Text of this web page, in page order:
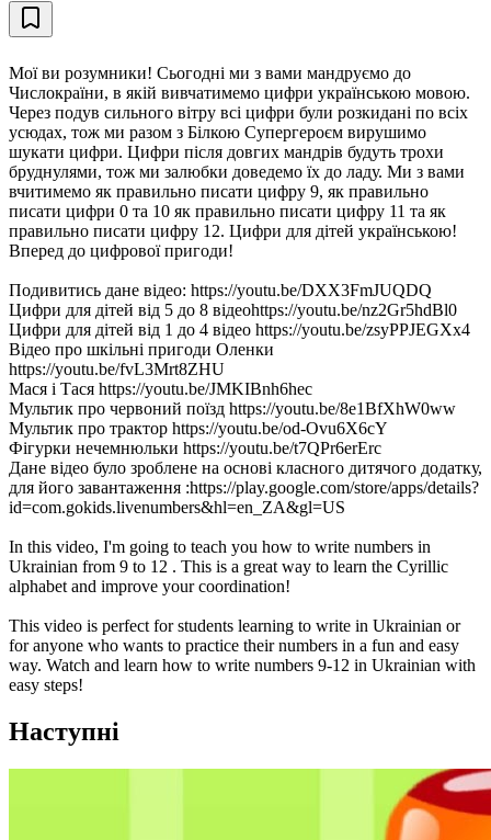
Мої ви розумники! Сьогодні ми з вами мандруємо до
Числокраїни, в якій вивчатимемо цифри українською мовою.
Через подув сильного вітру всі цифри були розкидані по всіх
усюдах, тож ми разом з Білкою Супергероєм вирушимо
шукати цифри. Цифри після довгих мандрів будуть трохи
бруднулями, тож ми залюбки доведемо їх до ладу. Ми з вами
вчитимемо як правильно писати цифру 9, як правильно
писати цифри 0 та 10 як правильно писати цифру 11 та як
правильно писати цифру 12. Цифри для дітей українською!
Вперед до цифрової пригоди!
Подивитись дане відео: https://youtu.be/DXX3FmJUQDQ
Цифри для дітей від 5 до 8 відеоhttps://youtu.be/nz2Gr5hdBl0
Цифри для дітей від 1 до 4 відео https://youtu.be/zsyPPJEGXx4
Відео про шкільні пригоди Оленки
https://youtu.be/fvL3Mrt8ZHU
Мася і Тася https://youtu.be/JMKIBnh6hec
Мультик про червоний поїзд https://youtu.be/8e1BfXhW0ww
Мультик про трактор https://youtu.be/od-Ovu6X6cY
Фігурки нечемнюльки https://youtu.be/t7QPr6erErc
Дане відео було зроблене на основі класного дитячого додатку,
для його завантаження :https://play.google.com/store/apps/details?
id=com.gokids.livenumbers&hl=en_ZA&gl=US
In this video, I'm going to teach you how to write numbers in
Ukrainian from 9 to 12 . This is a great way to learn the Cyrillic
alphabet and improve your coordination!
This video is perfect for students learning to write in Ukrainian or
for anyone who wants to practice their numbers in a fun and easy
way. Watch and learn how to write numbers 9-12 in Ukrainian with
easy steps!
Наступні